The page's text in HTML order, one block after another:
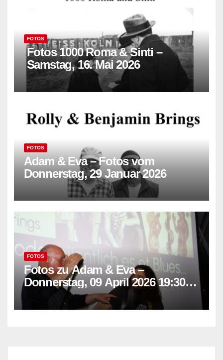
FOTOS
Fotos 1000 Roma & Sinti –
Samstag, 16. Mai 2026
FOTOS
Adam & Eva – Fotos vom
Donnerstag, 29 Januar 2026
FOTOS
Fotos zu Adam & Eva –
Donnerstag, 09 April 2026 19:30